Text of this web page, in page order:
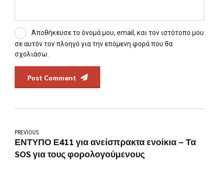
Αποθήκευσε το όνομά μου, email, και τον ιστότοπο μου
σε αυτόν τον πλοηγό για την επόμενη φορά που θα
σχολιάσω.
Post Comment
PREVIOUS
ΕΝΤΥΠΟ Ε411 για ανείσπρακτα ενοίκια – Τα
SOS για τους φορολογούμενους